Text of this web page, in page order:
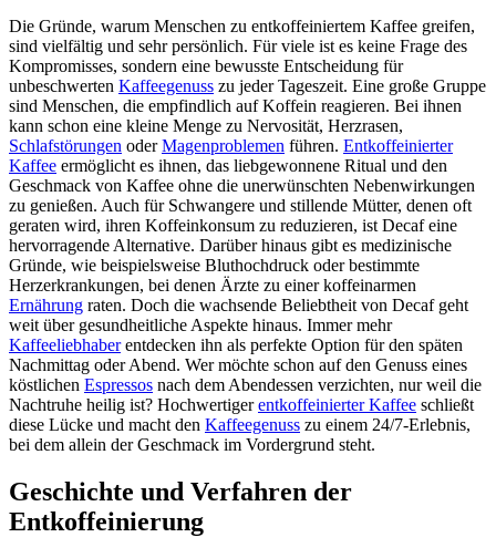
Die Gründe, warum Menschen zu entkoffeiniertem Kaffee greifen,
sind vielfältig und sehr persönlich. Für viele ist es keine Frage des
Kompromisses, sondern eine bewusste Entscheidung für
unbeschwerten Kaffeegenuss zu jeder Tageszeit. Eine große Gruppe
sind Menschen, die empfindlich auf Koffein reagieren. Bei ihnen
kann schon eine kleine Menge zu Nervosität, Herzrasen,
Schlafstörungen oderMagenproblemen führen. Entkoffeinierter
Kaffee ermöglicht es ihnen, das liebgewonnene Ritual und den
Geschmack von Kaffee ohne die unerwünschten Nebenwirkungen
zu genießen. Auch für Schwangere und stillende Mütter, denen oft
geraten wird, ihren Koffeinkonsum zu reduzieren, ist Decaf eine
hervorragende Alternative. Darüber hinaus gibt es medizinische
Gründe, wie beispielsweise Bluthochdruck oder bestimmte
Herzerkrankungen, bei denen Ärzte zu einer koffeinarmen
Ernährung raten. Doch die wachsende Beliebtheit von Decaf geht
weit über gesundheitliche Aspekte hinaus. Immer mehr
Kaffeeliebhaberentdecken ihn als perfekte Option für den späten
Nachmittag oder Abend. Wer möchte schon auf den Genuss eines
köstlichen Espressos nach dem Abendessen verzichten, nur weil die
Nachtruhe heilig ist? Hochwertigerentkoffeinierter Kaffee schließt
diese Lücke und macht den Kaffeegenuss zu einem 24/7-Erlebnis,
bei dem allein der Geschmack im Vordergrund steht.
Geschichte und Verfahren der
Entkoffeinierung